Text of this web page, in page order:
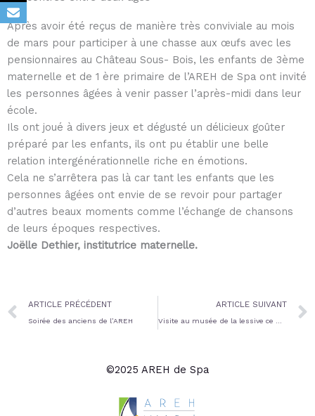
Après avoir été reçus de manière très conviviale au mois
de mars pour participer à une chasse aux œufs avec les
pensionnaires au Château Sous- Bois, les enfants de 3ème
maternelle et de 1 ère primaire de l’AREH de Spa ont invité
les personnes âgées à venir passer l’après-midi dans leur
école.
Ils ont joué à divers jeux et dégusté un délicieux goûter
préparé par les enfants, ils ont pu établir une belle
relation intergénérationnelle riche en émotions.
Cela ne s’arrêtera pas là car tant les enfants que les
personnes âgées ont envie de se revoir pour partager
d’autres beaux moments comme l’échange de chansons
de leurs époques respectives.
Joëlle Dethier, institutrice maternelle.
Prev
ARTICLE PRÉCÉDENT
Soirée des anciens de l’AREH
ARTICLE SUIVANT
©2025 AREH de Spa